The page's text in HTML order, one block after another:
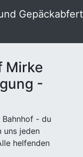
Mirke
-
- du
uns jeden
helfenden